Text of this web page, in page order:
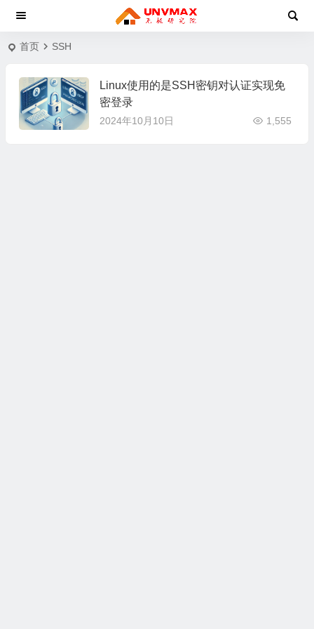
首页 SSH
Linux使用的是SSH密钥对认证实现免
密登录
2024年10月10日 1,555